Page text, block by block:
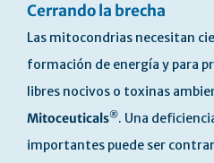
Cerrando la brecha
Las mitocondrias necesitan
formación de energía y para
libres nocivos o toxinas
Mitoceuticals®. Una
importantes puede ser